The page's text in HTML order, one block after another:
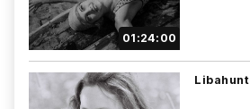
01:24:00
Libahunt